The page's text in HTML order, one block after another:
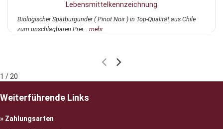
Lebensmittelkennzeichnung
Biologischer Spätburgunder ( Pinot Noir ) in Top-Qualität aus Chile
zum unschlagbaren Prei... mehr
1 / 20
Weiterführende Links
Zahlungsarten